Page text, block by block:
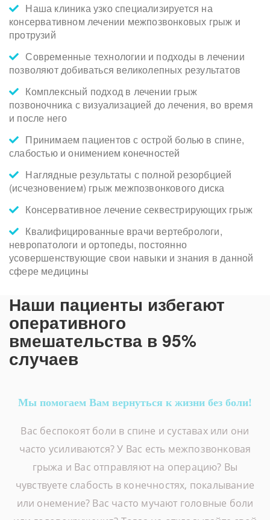
Наша клиника узко специализируется на
консервативном лечении межпозвонковых грыж и
протрузий
Современные технологии и подходы в лечении
позволяют добиваться великолепных результатов
Комплексный подход в лечении грыж
позвоночника с визуализацией до лечения, во время
и после него
Принимаем пациентов с острой болью в спине,
слабостью и онимением конечностей
Наглядные результаты с полной резорбцией
(исчезновением) грыж межпозвонкового диска
Консервативное лечение секвестрирующих грыж
Квалифицированные врачи вертебрологи,
невропатологи и ортопеды, постоянно
усовершенствующие свои навыки и знания в данной
сфере медицины
Наши пациенты избегают
оперативного
вмешательства в 95%
случаев
Мы помогаем Вам вернуться к жизни без боли!
Вас беспокоят боли в спине и суставах или они
часто усиливаются? У Вас есть межпозвонковая
грыжа и Вас отправляют на операцию? Вы
чувствуете слабость в конечностях, покалывание
или онемение? Вас часто мучают головные боли